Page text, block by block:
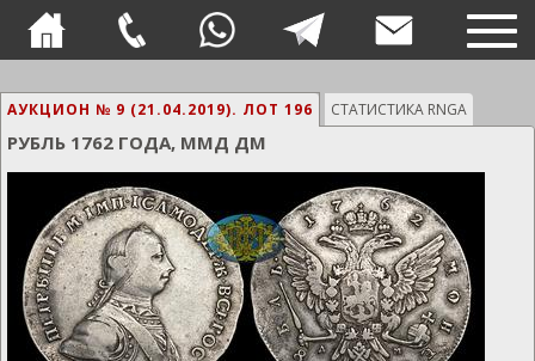
АУКЦИОН № 9 (21.04.2019). ЛОТ 196 СТАТИСТИКА RNGA
РУБЛЬ 1762 ГОДА, ММД ДМ